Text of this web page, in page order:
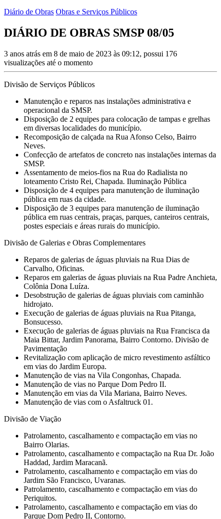
Diário de Obras Obras e Serviços Públicos
DIÁRIO DE OBRAS SMSP 08/05
3 anos atrás em 8 de maio de 2023 às 09:12, possui 176
visualizações até o momento
Divisão de Serviços Públicos
Manutenção e reparos nas instalações administrativa e
operacional da SMSP.
Disposição de 2 equipes para colocação de tampas e grelhas
em diversas localidades do município.
Recomposição de calçada na Rua Afonso Celso, Bairro
Neves.
Confecção de artefatos de concreto nas instalações internas da
SMSP.
Assentamento de meios-fios na Rua do Radialista no
loteamento Cristo Rei, Chapada. Iluminação Pública
Disposição de 4 equipes para manutenção de iluminação
pública em ruas da cidade.
Disposição de 3 equipes para manutenção de iluminação
pública em ruas centrais, praças, parques, canteiros centrais,
postes especiais e áreas rurais do município.
Divisão de Galerias e Obras Complementares
Reparos de galerias de águas pluviais na Rua Dias de
Carvalho, Oficinas.
Reparos em galerias de águas pluviais na Rua Padre Anchieta,
Colônia Dona Luíza.
Desobstrução de galerias de águas pluviais com caminhão
hidrojato.
Execução de galerias de águas pluviais na Rua Pitanga,
Bonsucesso.
Execução de galerias de águas pluviais na Rua Francisca da
Maia Bittar, Jardim Panorama, Bairro Contorno. Divisão de
Pavimentação
Revitalização com aplicação de micro revestimento asfáltico
em vias do Jardim Europa.
Manutenção de vias na Vila Congonhas, Chapada.
Manutenção de vias no Parque Dom Pedro II.
Manutenção em vias da Vila Mariana, Bairro Neves.
Manutenção de vias com o Asfaltruck 01.
Divisão de Viação
Patrolamento, cascalhamento e compactação em vias no
Bairro Olarias.
Patrolamento, cascalhamento e compactação na Rua Dr. João
Haddad, Jardim Maracanã.
Patrolamento, cascalhamento e compactação em vias do
Jardim São Francisco, Uvaranas.
Patrolamento, cascalhamento e compactação em vias do
Periquitos.
Patrolamento, cascalhamento e compactação em vias do
Parque Dom Pedro II, Contorno.